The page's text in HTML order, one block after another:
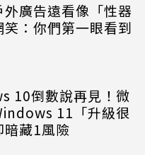
外廣告遠看像「性器
笑：你們第一眼看到
10倒數說再見！微
11「升級很
暗藏1風險